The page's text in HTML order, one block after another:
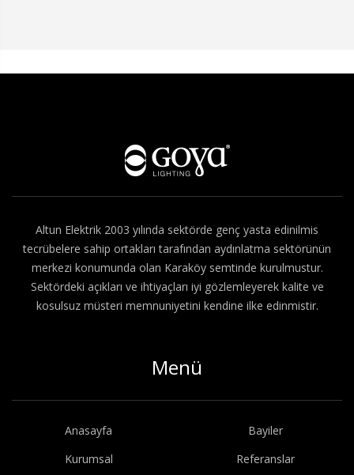
Altun Elektrik 2003 yılında sektörde genç yasta edinilmis
tecrübelere sahip ortakları tarafından aydınlatma sektörünün
merkezi konumunda olan Karaköy semtinde kurulmustur.
Sektördeki açıkları ve ihtiyaçları iyi gözlemleyerek kalite ve
kosulsuz müsteri memnuniyetini kendine ilke edinmistir.
Menü
Anasayfa
Kurumsal
Bayiler
Referanslar